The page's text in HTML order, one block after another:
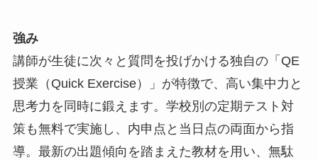
強み
講師が生徒に次々と質問を投げかける独自の「QE
授業（Quick Exercise）」が特徴で、高い集中力と
思考力を同時に鍛えます。学校別の定期テスト対
策も無料で実施し、内申点と当日点の両面から指
導。最新の出題傾向を踏まえた教材を用い、無駄